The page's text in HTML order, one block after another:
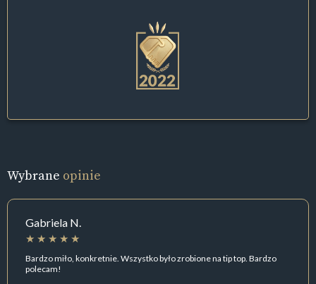
Wybrane opinie
Gabriela N.
Bardzo miło, konkretnie. Wszystko było zrobione na tip top. Bardzo
polecam!